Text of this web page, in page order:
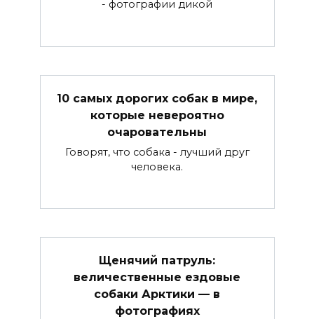
- фотографии дикой
10 самых дорогих собак в мире,
которые невероятно
очаровательны
Говорят, что собака - лучший друг
человека.
Щенячий патруль:
величественные ездовые
собаки Арктики — в
фотографиях